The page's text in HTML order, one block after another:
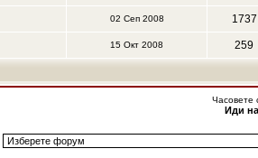
02 Сеп 2008 1737
15 Окт 2008 259
Часовете
Иди